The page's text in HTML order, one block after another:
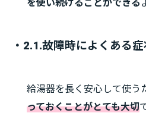
を使い続けることができる
・2.1.故障時によくある
給湯器を長く安心して使う
っておくことがとても大切